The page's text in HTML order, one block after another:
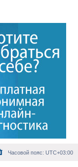
Часовой пояс: UTC+03:00